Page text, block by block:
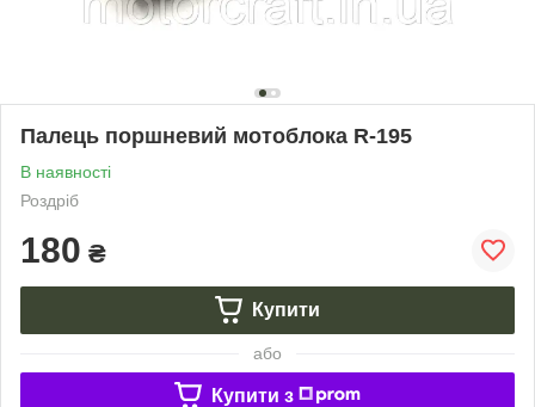
Палець поршневий мотоблока R-195
В наявності
Роздріб
180 ₴
Купити
або
Купити з